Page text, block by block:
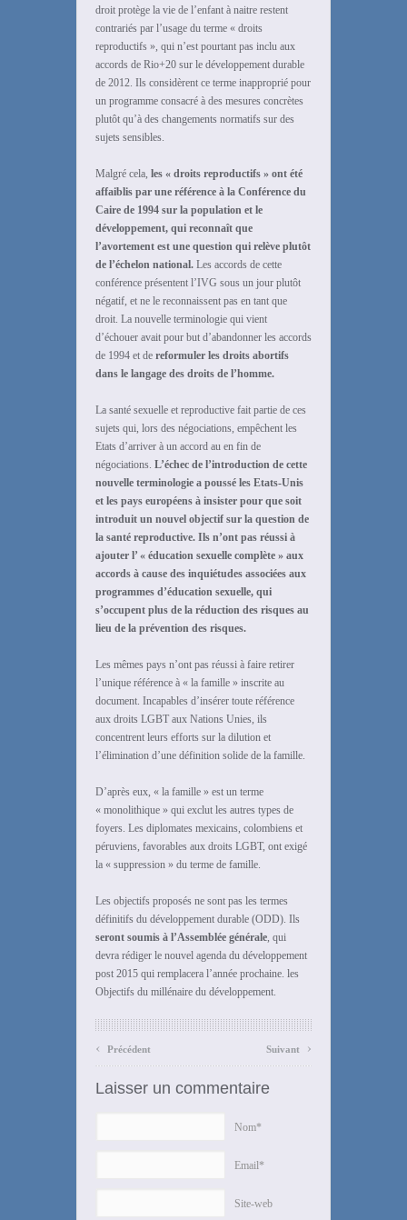
droit protège la vie de l’enfant à naitre restent
contrariés par l’usage du terme « droits
reproductifs », qui n’est pourtant pas inclu aux
accords de Rio+20 sur le développement durable
de 2012. Ils considèrent ce terme inapproprié pour
un programme consacré à des mesures concrètes
plutôt qu’à des changements normatifs sur des
sujets sensibles.
Malgré cela, les « droits reproductifs » ont été
affaiblis par une référence à la Conférence du
Caire de 1994 sur la population et le
développement, qui reconnaît que
l’avortement est une question qui relève plutôt
de l’échelon national. Les accords de cette
conférence présentent l’IVG sous un jour plutôt
négatif, et ne le reconnaissent pas en tant que
droit. La nouvelle terminologie qui vient
d’échouer avait pour but d’abandonner les accords
de 1994 et de reformuler les droits abortifs
dans le langage des droits de l’homme.
La santé sexuelle et reproductive fait partie de ces
sujets qui, lors des négociations, empêchent les
Etats d’arriver à un accord au en fin de
négociations. L’échec de l’introduction de cette
nouvelle terminologie a poussé les Etats-Unis
et les pays européens à insister pour que soit
introduit un nouvel objectif sur la question de
la santé reproductive. Ils n’ont pas réussi à
ajouter l’ « éducation sexuelle complète » aux
accords à cause des inquiétudes associées aux
programmes d’éducation sexuelle, qui
s’occupent plus de la réduction des risques au
lieu de la prévention des risques.
Les mêmes pays n’ont pas réussi à faire retirer
l’unique référence à « la famille » inscrite au
document. Incapables d’insérer toute référence
aux droits LGBT aux Nations Unies, ils
concentrent leurs efforts sur la dilution et
l’élimination d’une définition solide de la famille.
D’après eux, « la famille » est un terme
« monolithique » qui exclut les autres types de
foyers. Les diplomates mexicains, colombiens et
péruviens, favorables aux droits LGBT, ont exigé
la « suppression » du terme de famille.
Les objectifs proposés ne sont pas les termes
définitifs du développement durable (ODD). Ils
seront soumis à l’Assemblée générale, qui
devra rédiger le nouvel agenda du développement
post 2015 qui remplacera l’année prochaine. les
Objectifs du millénaire du développement.
‹ Précédent Suivant ›
Laisser un commentaire
Nom*
Email*
Site-web